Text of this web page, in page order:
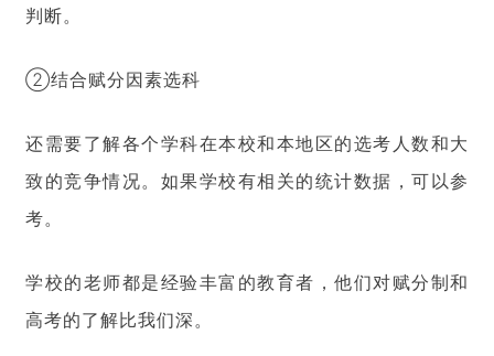
判断。
②结合赋分因素选科
还需要了解各个学科在本校和本地区的选考人数和大
致的竞争情况。如果学校有相关的统计数据，可以参
考。
学校的老师都是经验丰富的教育者，他们对赋分制和
高考的了解比我们深。